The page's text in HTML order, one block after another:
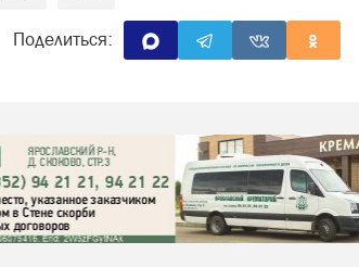
Поделиться: